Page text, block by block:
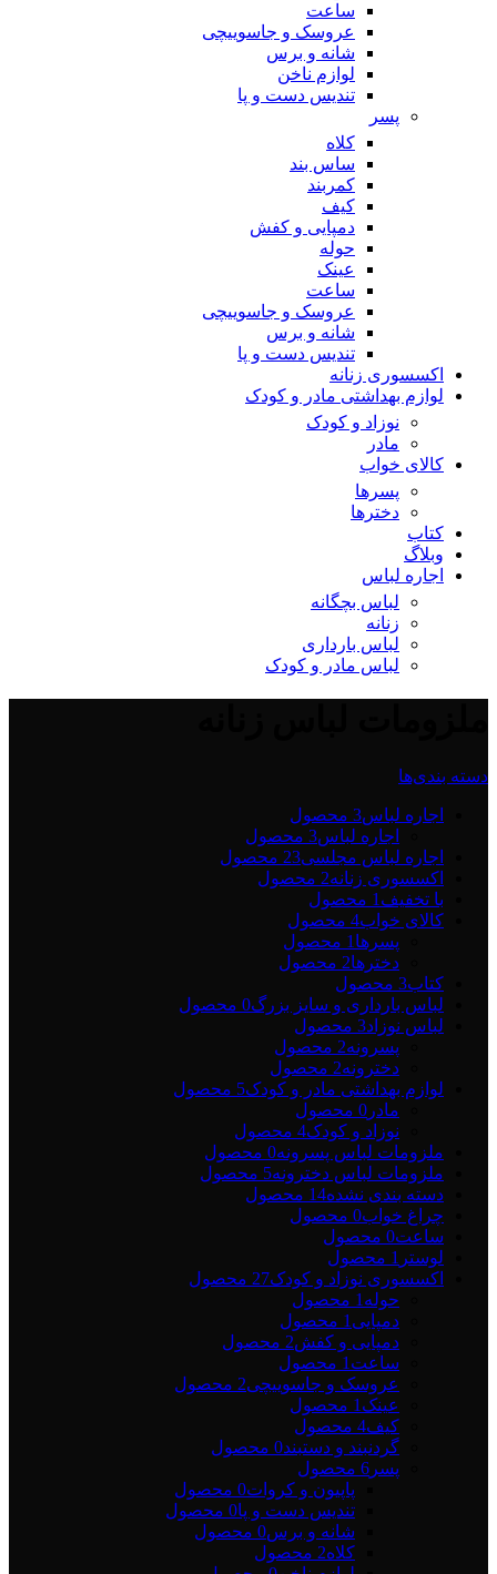
ساعت
عروسک و جاسوییچی
شانه و برس
لوازم ناخن
تندیس دست و پا
پسر
کلاه
ساس بند
کمربند
کیف
دمپایی و کفش
حوله
عینک
ساعت
عروسک و جاسوییچی
شانه و برس
تندیس دست و پا
اکسسوری زنانه
لوازم بهداشتی مادر و کودک
نوزاد و کودک
مادر
کالای خواب
پسرها
دخترها
کتاب
وبلاگ
اجاره لباس
لباس بچگانه
زنانه
لباس بارداری
لباس مادر و کودک
دسته بندی‌ها
اجاره لباس3 محصول
اجاره لباس3 محصول
اجاره لباس مجلسی23 محصول
اکسسوری زنانه2 محصول
با تخفیف 1 محصول
کالای خواب4 محصول
پسرها 1 محصول
دخترها2 محصول
کتاب3 محصول
لباس بارداری و سایز بزرگ0 محصول
لباس نوزاد3 محصول
پسرونه2 محصول
دخترونه2 محصول
لوازم بهداشتی مادر و کودک5 محصول
مادر 0 محصول
نوزاد و کودک4 محصول
ملزومات لباس پسرونه0 محصول
ملزومات لباس دخترونه5 محصول
دسته بندی نشده14 محصول
چراغ خواب0 محصول
ساعت0 محصول
لوستر 1 محصول
اکسسوری نوزاد و کودک27 محصول
حوله 1 محصول
دمپایی 1 محصول
دمپایی و کفش2 محصول
ساعت 1 محصول
عروسک و جاسوییچی2 محصول
عینک 1 محصول
کیف4 محصول
گردنبند و دستبند0 محصول
پسر 6 محصول
پاپیون و کروات0 محصول
تندیس دست و پا0 محصول
شانه و برس0 محصول
کلاه2 محصول